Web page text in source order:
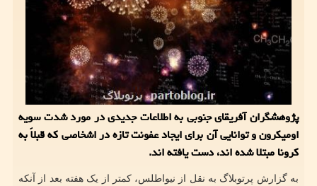
پژوهشگران آفریقای جنوبی به اطلاعات جدیدی در مورد شدت سویه
اومیکرون و توانایی آن برای ایجاد عفونت تازه در اشخاصی که قبلاً به
کرونا مبتلا شده اند، دست یافته اند.
به گزارش پرتوبلاگ به نقل از نیواطلس، کمتر از یک هفته بعد از آنکه